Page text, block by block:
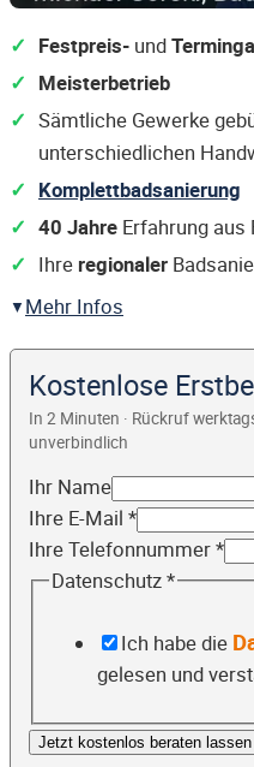
Festpreis- und
Meisterbetrieb
Sämtliche Gewerke
unterschiedlichen
Komplettbadsanierung
40 Jahre Erfahrung aus
Ihre regionaler
Mehr Infos
Kostenlose
In 2 Minuten · Rückruf
unverbindlich
Ihr Name
Ihre E-Mail *
Ihre Telefonnummer*
Datenschutz*
Ich habe die
gelesen und
Jetzt kostenlos beraten lassen